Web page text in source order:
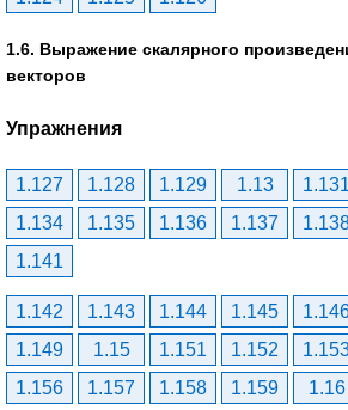
1.6. Выражение скалярного
векторов
Упражнения
1.127 1.128 1.129 1.13 1.131
1.134
1.135 1.136 1.137
1.141
1.142 1.143 1.144 1.145
1.149
1.15 1.151 1.152
1.156
1.157 1.158 1.159 1.16